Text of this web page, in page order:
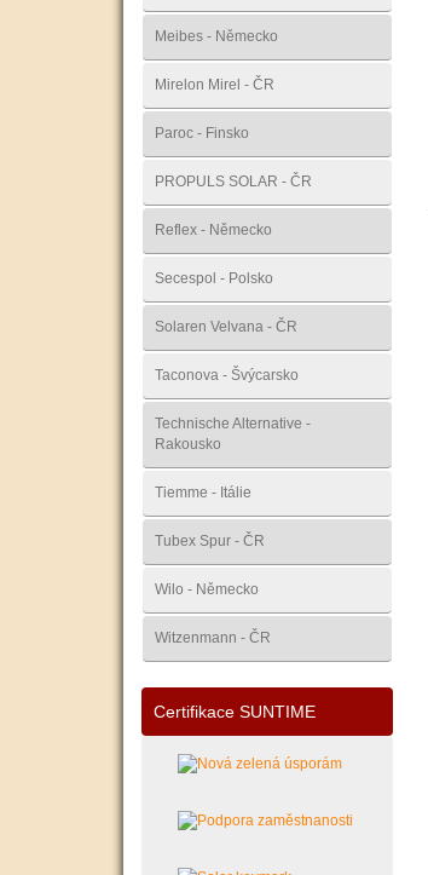
Meibes - Německo
Mirelon Mirel - ČR
Paroc - Finsko
PROPULS SOLAR - ČR
Reflex - Německo
Secespol - Polsko
Solaren Velvana - ČR
Taconova - Švýcarsko
Technische Alternative -
Rakousko
Tiemme - Itálie
Tubex Spur - ČR
Wilo - Německo
Witzenmann - ČR
Certifikace SUNTIME